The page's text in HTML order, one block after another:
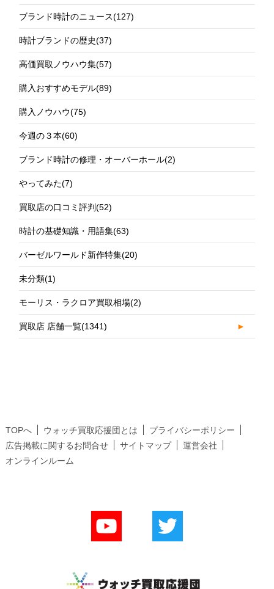
ブランド時計のニュース(127)
時計ブランドの歴史(37)
高価買取ノウハウ集(57)
購入おすすめモデル(89)
購入ノウハウ(75)
今週の３本(60)
ブランド時計の修理・オーバーホール(2)
やってみた(7)
買取店の口コミ評判(52)
時計の基礎知識・用語集(63)
バーゼルワールド新作特集(20)
未分類(1)
モーリス・ラクロア買取相場(2)
買取店 店舗一覧(1341) ►
TOPへ ウォッチ買取応援団とは
プライバシーポリシー
広告掲載に関するお問合せ
サイトマップ
運営会社
オンラインルーム